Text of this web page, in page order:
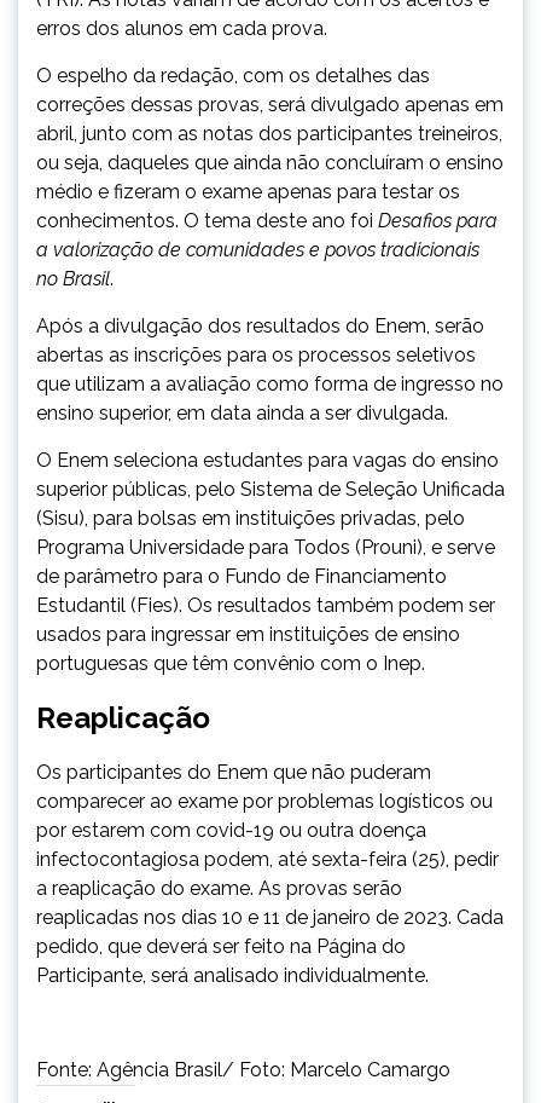
erros dos alunos em cada prova.
O espelho da redação, com os detalhes das
correções dessas provas, será divulgado apenas em
abril, junto com as notas dos participantes treineiros,
ou seja, daqueles que ainda não concluíram o ensino
médio e fizeram o exame apenas para testar os
conhecimentos. O tema deste ano foi Desafios para
a valorização de comunidades e povos tradicionais
no Brasil.
Após a divulgação dos resultados do Enem, serão
abertas as inscrições para os processos seletivos
que utilizam a avaliação como forma de ingresso no
ensino superior, em data ainda a ser divulgada.
O Enem seleciona estudantes para vagas do ensino
superior públicas, pelo Sistema de Seleção Unificada
(Sisu), para bolsas em instituições privadas, pelo
Programa Universidade para Todos (Prouni), e serve
de parâmetro para o Fundo de Financiamento
Estudantil (Fies). Os resultados também podem ser
usados para ingressar em instituições de ensino
portuguesas que têm convênio com o Inep.
Reaplicação
Os participantes do Enem que não puderam
comparecer ao exame por problemas logísticos ou
por estarem com covid-19 ou outra doença
infectocontagiosa podem, até sexta-feira (25), pedir
a reaplicação do exame. As provas serão
reaplicadas nos dias 10 e 11 de janeiro de 2023. Cada
pedido, que deverá ser feito na Página do
Participante, será analisado individualmente.
Fonte: Agência Brasil/ Foto: Marcelo Camargo